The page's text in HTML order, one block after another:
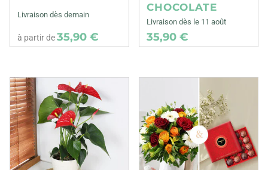
Livraison dès demain
à partir de35,90 €
CHOCOLATE
Livraison dès le 11 août
35,90 €